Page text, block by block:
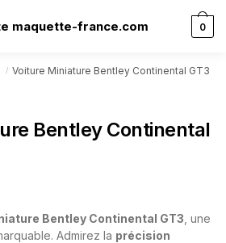
0
/ Voiture Miniature Bentley Continental GT3
Bentley Continental
Bentley Continental GT3 , une
Admirez la précision